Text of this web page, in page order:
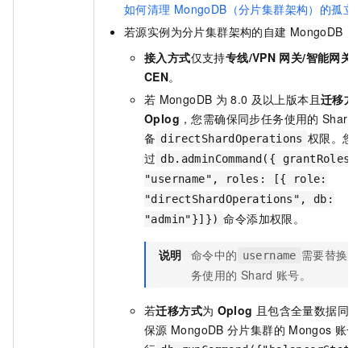
如何清理 MongoDB（分片集群架构）的孤立
若源实例为分片集群架构的自建 MongoDB：
接入方式仅支持专线/VPN 网关/智能网关
CEN。
若 MongoDB 为 8.0 及以上版本且迁移方
Oplog ，您需确保同步任务使用的 Shard
备 directShardOperations 权限。您
过 db.adminCommand({
"username", roles: [{ role:
"directShardOperations", db:
"admin"}]}) 命令添加权限。
说明 命令中的 username 需要替换
务使用的 Shard 账号。
若迁移方式为 Oplog 且包含全量数据同
保源 MongoDB 分片集群的 Mongos 账